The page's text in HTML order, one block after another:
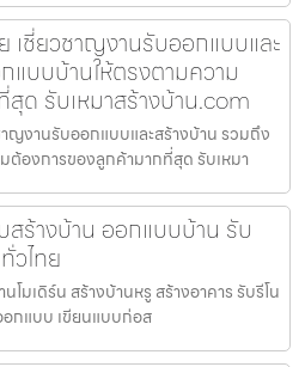
เชี่ยวชาญงานรับออกแบบและ
แบบบ้านให้ตรงตามความ
ด รับเหมาสร้างบ้าน.com
ญงานรับออกแบบและสร้างบ้าน รวมถึง
องการของลูกค้ามากที่สุด รับเหมา
สร้างบ้าน ออกแบบบ้าน รับ
วไทย
โมเดิร์น สร้างบ้านหรู สร้างอาคาร รับรีโน
อกแบบ เขียนแบบก่อส